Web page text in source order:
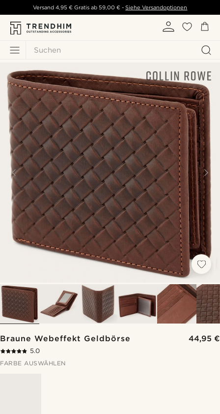
Suchen
Versand 4,95 € Gratis ab 59,00 € - Siehe Versandoptionen
Braune Webeffekt Geldbörse 44,95 €
5.0
FARBE AUSWÄHLEN